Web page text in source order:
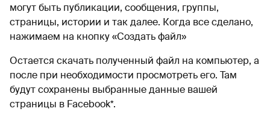
могут быть публикации, сообщения, группы,
страницы, истории и так далее. Когда все сделано,
нажимаем на кнопку «Создать файл»
Остается скачать полученный файл на компьютер, а
после при необходимости просмотреть его. Там
будут сохранены выбранные данные вашей
страницы в Facebook*.